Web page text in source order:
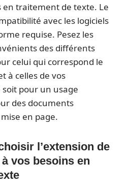
en traitement de texte. Le
avec les logiciels
requise. Pesez les
des différents
celui qui correspond le
à celles de vos
pour un usage
des documents
en page.
l’extension de
vos besoins en